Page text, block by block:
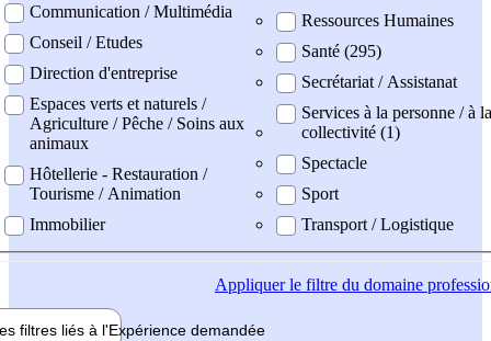
Communication / Multimédia
Conseil / Etudes
Direction d'entreprise
Espaces verts et naturels /
Agriculture / Pêche / Soins aux
animaux
Hôtellerie - Restauration /
Tourisme / Animation
Immobilier
Ressources Humaines
Santé (295)
Secrétariat / Assistanat
Services à la personne / à la
collectivité (1)
Spectacle
Sport
Transport / Logistique
Appliquerle filtre du domaine
filtres liés à l'Expérience demandée